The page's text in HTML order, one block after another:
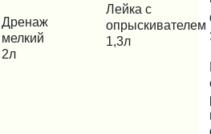
В 1 КЛИК
Дренаж
мелкий
2л
КУПИТЬ В 1 КЛИК
Лейка с
опрыскивателем
1,3л